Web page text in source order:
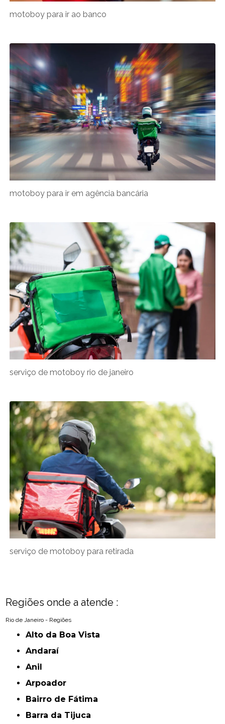
motoboy para ir ao banco
motoboy para ir em agência bancária
serviço de motoboy rio de janeiro
serviço de motoboy para retirada
Regiões onde a atende :
Rio de Janeiro - Regiões
Alto da Boa Vista
Andaraí
Anil
Arpoador
Bairro de Fátima
Barra da Tijuca